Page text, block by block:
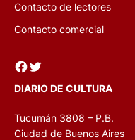
Contacto de lectores
Contacto comercial
Facebook Twitter
DIARIO DE CULTURA
Tucumán 3808 – P.B.
Ciudad de Buenos Aires